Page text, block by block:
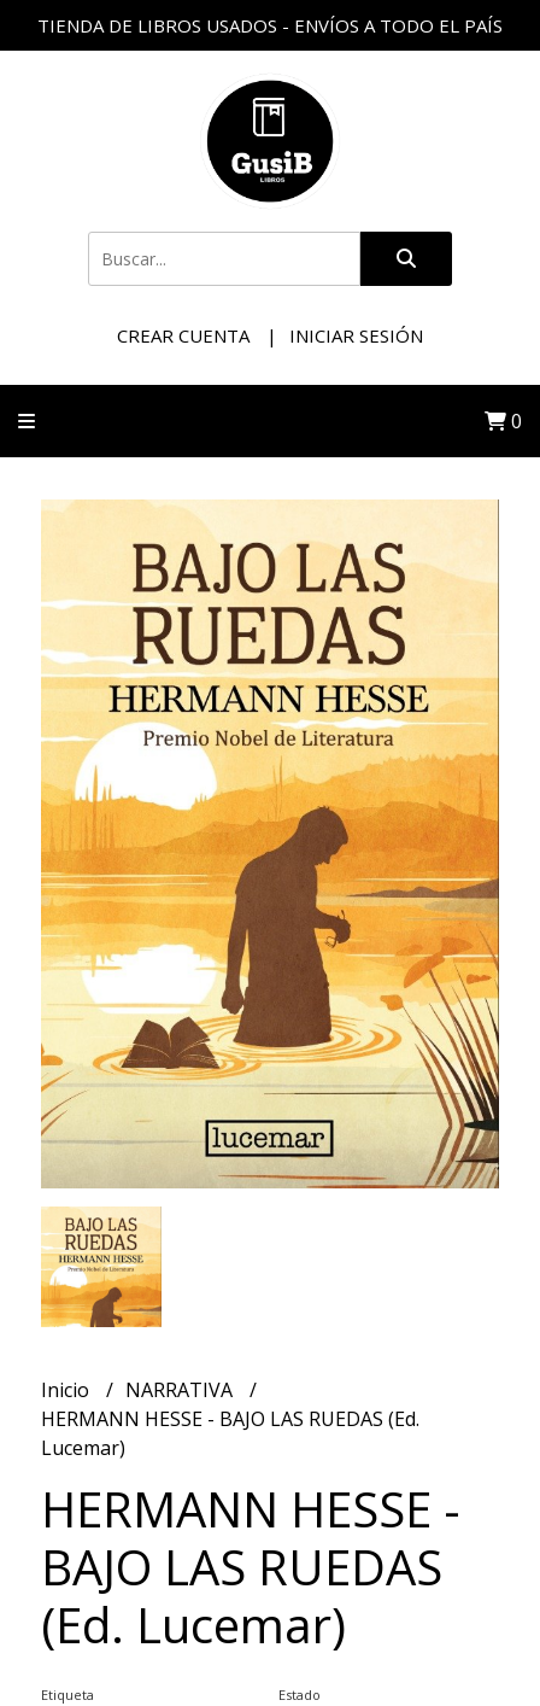
TIENDA DE LIBROS USADOS - ENVÍOS A TODO EL PAÍS
CREAR CUENTA INICIAR SESIÓN
0
Inicio
NARRATIVA
HERMANN HESSE - BAJO LAS RUEDAS (Ed.
Lucemar)
HERMANN HESSE -
BAJO LAS RUEDAS
(Ed. Lucemar)
Etiqueta Estado